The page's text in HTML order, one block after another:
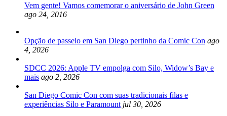
Vem gente! Vamos comemorar o aniversário de John Green
ago 24, 2016
Opção de passeio em San Diego pertinho da Comic Con ago
4, 2026
SDCC 2026: Apple TV empolga com Silo, Widow’s Bay e
mais ago 2, 2026
San Diego Comic Con com suas tradicionais filas e
experiências Silo e Paramount jul 30, 2026